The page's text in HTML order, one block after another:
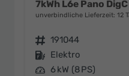
7kWh L6e Pano
unverbindliche Lieferzeit: 12
Fahrzeugnr. 191044
Kraftstoff Elektro
Leistung 6 kW (8 PS)